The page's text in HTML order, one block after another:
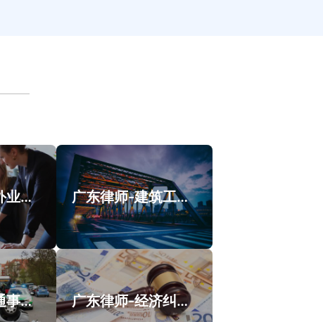
广东律师-涉外业务类案件案例 广东律师-建筑工程纠纷类案件案例
广东律师-交通事故类案件案例 广东律师-经济纠纷类案件案例